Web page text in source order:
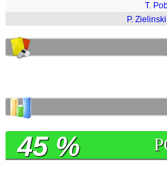
T.
P. Zielinski
45 %